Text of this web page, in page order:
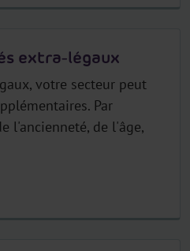
extra-légaux
votre secteur peut
Par
l'ancienneté, de l'âge,